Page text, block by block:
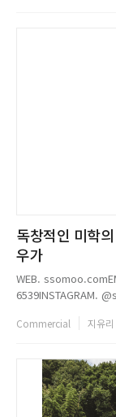
독창적인 미학
우가
WEB.
6539INSTAGRAM.
Commercial 지유리